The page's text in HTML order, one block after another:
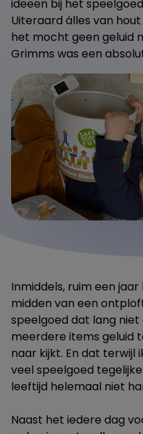
ideeën bij het
Uiteraard álles van
het mocht geen geluid
Grimms was een
Inmiddels, ruim een
midden van een
speelgoed dat lang niet
meerdere items geluid
naar kijkt. En dat terwijl
veel speelgoed
leeftijd helemaal niet
Naast het iedere dag